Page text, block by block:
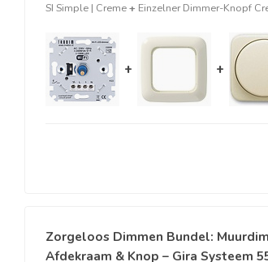
SI Simple | Creme+ Einzelner Dimmer-Knopf
+ +
Zorgeloos Dimmen Bundel:
Afdekraam & Knop – Gira Systeem